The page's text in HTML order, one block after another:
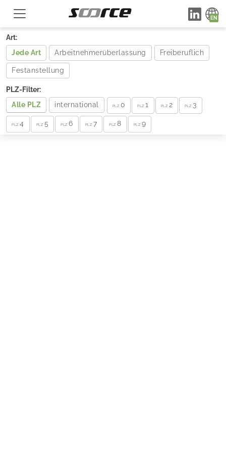
Art:
Jede Art
Arbeitnehmerüberlassung Freiberuflich
Festanstellung
PLZ-Filter:
Alle PLZ
international PLZ 0 PLZ 1 PLZ 2 PLZ 3
PLZ 4 PLZ 5 PLZ 6 PLZ 7 PLZ 8 PLZ 9